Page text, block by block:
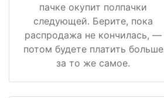
пачке окупит полпачки
следующей. Берите, пока
распродажа не кончилась, —
потом будете платить больше
за то же самое.